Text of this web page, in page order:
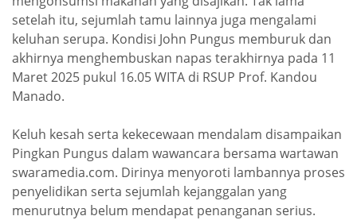
setelah itu, sejumlah tamu lainnya juga mengalami
keluhan serupa. Kondisi John Pungus memburuk dan
akhirnya menghembuskan napas terakhirnya pada 11
Maret 2025 pukul 16.05 WITA di RSUP Prof. Kandou
Manado.
Keluh kesah serta kekecewaan mendalam disampaikan
Pingkan Pungus dalam wawancara bersama wartawan
swaramedia.com. Dirinya menyoroti lambannya proses
penyelidikan serta sejumlah kejanggalan yang
menurutnya belum mendapat penanganan serius.